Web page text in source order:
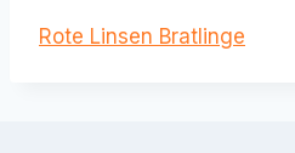
Rote Linsen Bratlinge